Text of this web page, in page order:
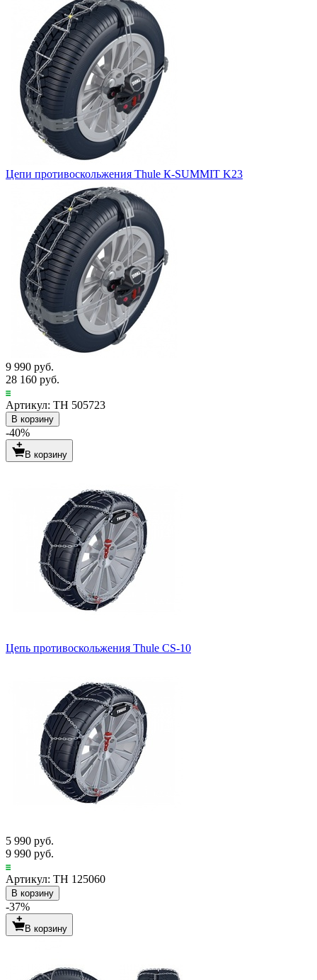
Цепи противоскольжения Thule К-SUMMIT K23
9 990 руб.
28 160 руб.
Артикул: TH 505723
В корзину
-40%
В корзину
Цепь противоскольжения Thule CS-10
5 990 руб.
9 990 руб.
Артикул: TH 125060
В корзину
-37%
В корзину